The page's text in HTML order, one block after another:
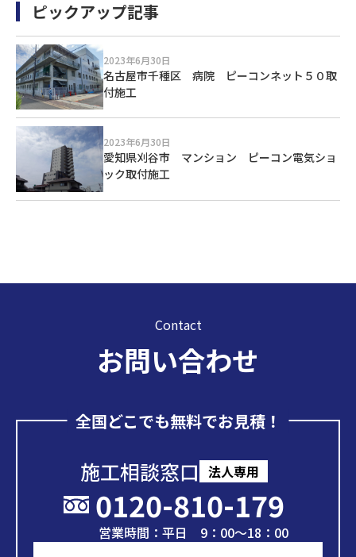
ピックアップ記事
2023年6月30日
名古屋市千種区 病院 ピーコンネット５０取
付施工
2023年6月30日
愛知県刈谷市 マンション ピーコン電気ショ
ック取付施工
Contact
お問い合わせ
全国どこでも無料でお見積！
施工相談窓口 法人専用
0120-810-179
営業時間：平日 9：00～18：00